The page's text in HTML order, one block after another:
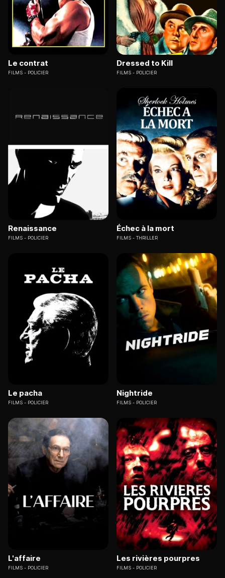
Le contrat
FILMS POLICIER
Dressed to Kill
FILMS POLICIER
Renaissance
FILMS POLICIER
Échec à la mort
FILMS THRILLER
Le pacha
FILMS POLICIER
Nightride
FILMS POLICIER
L'affaire
FILMS POLICIER
Les rivières pourpres
FILMS POLICIER